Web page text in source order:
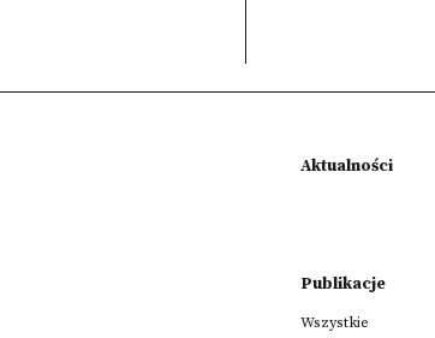
Aktualności
Publikacje
Wszystkie